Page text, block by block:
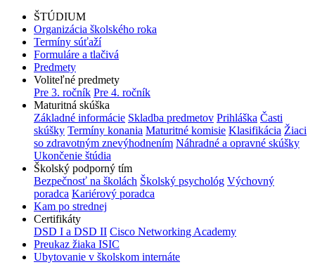
ŠTÚDIUM
Organizácia školského roka
Termíny súťaží
Formuláre a tlačivá
Predmety
Voliteľné predmety
Pre 3. ročník Pre 4. ročník
Maturitná skúška
Základné informácie Skladba predmetov Prihláška Časti
skúšky Termíny konania Maturitné komisie Klasifikácia Žiaci
so zdravotným znevýhodnením Náhradné a opravné skúšky
Ukončenie štúdia
Školský podporný tím
Bezpečnosť na školách Školský psychológ Výchovný
poradca Kariérový poradca
Kam po strednej
Certifikáty
DSD I a DSD II Cisco Networking Academy
Preukaz žiaka ISIC
Ubytovanie v školskom internáte